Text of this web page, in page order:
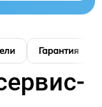
Гарантия